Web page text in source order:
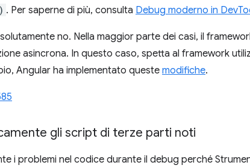
. Per saperne di più, consulta Debug moderno in
no. Nella maggior parte dei casi, il
asincrona. In questo caso, spetta al framework
Angular ha implementato questemodifiche.
gli script di terze parti noti
i problemi nel codice durante il debug perché